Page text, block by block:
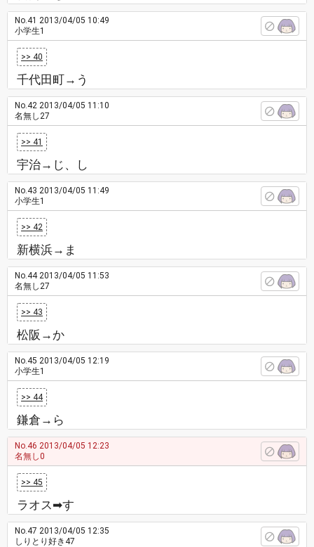
No.41 2013/04/05 10:49
小学生1
>> 40
千代田町→う
No.42 2013/04/05 11:10
名無し27
>> 41
宇治→じ、し
No.43 2013/04/05 11:49
小学生1
>> 42
新横浜→ま
No.442013/04/05 11:53
名無し27
>> 43
松阪→か
No.45 2013/04/05 12:19
小学生1
>> 44
鎌倉→ら
No.46 2013/04/05 12:23
名無し0
>> 45
ラオス➡す
No.47 2013/04/05 12:35
しりとり好き47